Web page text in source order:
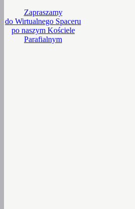
Zapraszamy
do Wirtualnego Spaceru
po naszym Kościele
Parafialnym